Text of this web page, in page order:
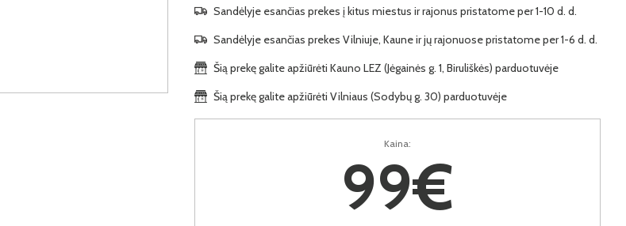
Sandėlyje esančias prekes į kitus miestus ir rajonus pristatome per 1-10 d. d.
Sandėlyje esančias prekes Vilniuje, Kaune ir jų rajonuose pristatome per 1-6 d. d.
Šią prekę galite apžiūrėti Kauno LEZ (Jėgainės g. 1, Biruliškės) parduotuvėje
Šią prekę galite apžiūrėti Vilniaus (Sodybų g. 30) parduotuvėje
Kaina:
99€